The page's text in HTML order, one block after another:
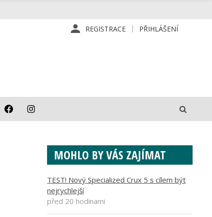
REGISTRACE PŘIHLÁŠENÍ
MOHLO BY VÁS ZAJÍMAT
TEST! Nový Specialized Crux 5 s cílem být
nejrychlejší
před 20 hodinami